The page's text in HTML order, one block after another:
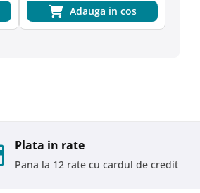
Adauga in cos
Plata in rate
Pana la 12 rate cu cardul de credit